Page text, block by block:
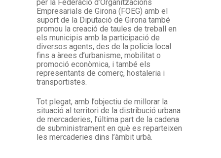
per la Federació d’Organitzacions
Empresarials de Girona (FOEG) amb el
suport de la Diputació de Girona també
promou la creació de taules de treball en
els municipis amb la participació de
diversos agents, des de la policia local
fins a àrees d’urbanisme, mobilitat o
promoció econòmica, i també els
representants de comerç, hostaleria i
transportistes.
Tot plegat, amb l’objectiu de millorar la
situació al territori de la distribució urbana
de mercaderies, l’última part de la cadena
de subministrament en què es reparteixen
les mercaderies dins l’àmbit urbà.